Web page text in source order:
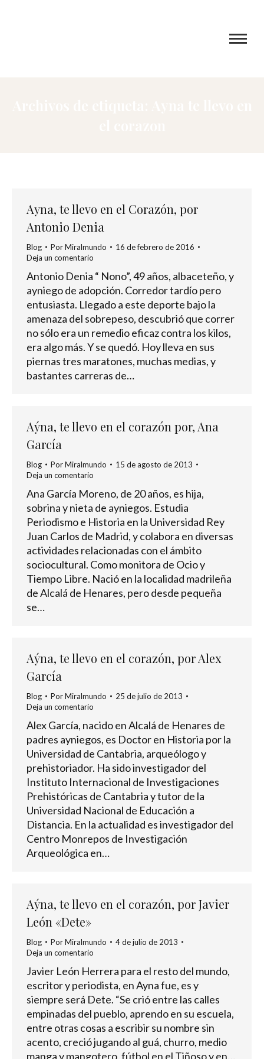
Ayna, te llevo en el Corazón, por
Antonio Denia
Blog PorMiralmundo
16 de febrero de 2016
Deja un comentario
Antonio Denia “ Nono”, 49 años, albaceteño, y
ayniego de adopción. Corredor tardío pero
entusiasta. Llegado a este deporte bajo la
amenaza del sobrepeso, descubrió que correr
no sólo era un remedio eficaz contra los kilos,
era algo más. Y se quedó. Hoy lleva en sus
piernas tres maratones, muchas medias, y
bastantes carreras de…
Aýna, te llevo en el corazón por, Ana
García
Blog PorMiralmundo
15 de agosto de 2013
Deja un comentario
Ana García Moreno, de 20 años, es hija,
sobrina y nieta de ayniegos. Estudia
Periodismo e Historia en la Universidad Rey
Juan Carlos de Madrid, y colabora en diversas
actividades relacionadas con el ámbito
sociocultural. Como monitora de Ocio y
Tiempo Libre. Nació en la localidad madrileña
de Alcalá de Henares, pero desde pequeña
se…
Aýna, te llevo en el corazón, por Alex
García
Blog PorMiralmundo
25 de julio de 2013
Deja un comentario
Alex García, nacido en Alcalá de Henares de
padres ayniegos, es Doctor en Historia por la
Universidad de Cantabria, arqueólogo y
prehistoriador. Ha sido investigador del
Instituto Internacional de Investigaciones
Prehistóricas de Cantabria y tutor de la
Universidad Nacional de Educación a
Distancia. En la actualidad es investigador del
Centro Monrepos de Investigación
Arqueológica en…
Aýna, te llevo en el corazón, por Javier
León «Dete»
Blog PorMiralmundo
4 de julio de 2013
Deja un comentario
Javier León Herrera para el resto del mundo,
escritor y periodista, en Ayna fue, es y
siempre será Dete. “Se crió entre las calles
empinadas del pueblo, aprendo en su escuela,
entre otras cosas a escribir su nombre sin
acento, creció jugando al guá, churro, medio
manga y mangotero, fútbol en el Tiñoso y en…